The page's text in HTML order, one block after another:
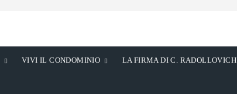
VIVI IL CONDOMINIO LA FIRMA DI C. RADOLLOVICH